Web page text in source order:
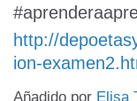
http://
ion-
Añadido por Elisa